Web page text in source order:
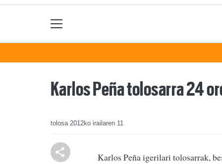
Karlos Peña tolosarra 24
tolosa 2012ko irailaren 11
Karlos Peña igerilari tolosarrak,